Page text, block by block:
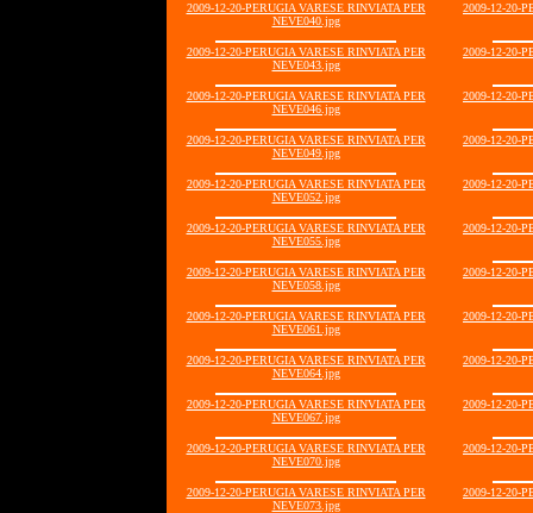
2009-12-20-PERUGIA VARESE RINVIATA PER
NEVE040.jpg
2009-12-20-
2009-12-20-PERUGIA VARESE RINVIATA PER
NEVE043.jpg
2009-12-20-
2009-12-20-PERUGIA VARESE RINVIATA PER
NEVE046.jpg
2009-12-20-
2009-12-20-PERUGIA VARESE RINVIATA PER
NEVE049.jpg
2009-12-20-
2009-12-20-PERUGIA VARESE RINVIATA PER
NEVE052.jpg
2009-12-20-
2009-12-20-PERUGIA VARESE RINVIATA PER
NEVE055.jpg
2009-12-20-
2009-12-20-PERUGIA VARESE RINVIATA PER
NEVE058.jpg
2009-12-20-
2009-12-20-PERUGIA VARESE RINVIATA PER
NEVE061.jpg
2009-12-20-
2009-12-20-PERUGIA VARESE RINVIATA PER
NEVE064.jpg
2009-12-20-
2009-12-20-PERUGIA VARESE RINVIATA PER
NEVE067.jpg
2009-12-20-
2009-12-20-PERUGIA VARESE RINVIATA PER
NEVE070.jpg
2009-12-20-
2009-12-20-PERUGIA VARESE RINVIATA PER
NEVE073.jpg
2009-12-20-